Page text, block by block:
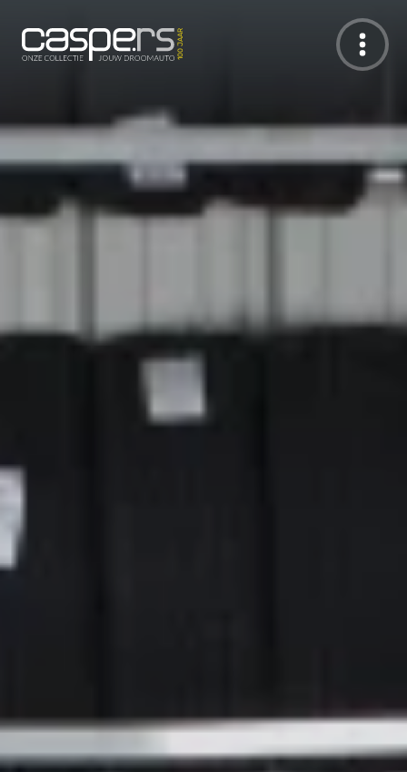
De Caspers Collectie